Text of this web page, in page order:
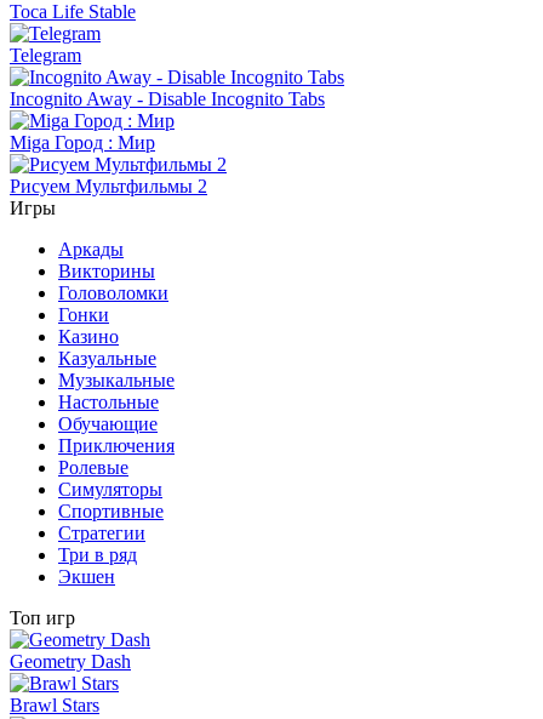
Toca Life Stable
Telegram
Incognito Away - Disable Incognito Tabs
Miga Город : Мир
Рисуем Мультфильмы 2
Игры
Аркады
Викторины
Головоломки
Гонки
Казино
Казуальные
Музыкальные
Настольные
Обучающие
Приключения
Ролевые
Симуляторы
Спортивные
Стратегии
Три в ряд
Экшен
Топ игр
Geometry Dash
Brawl Stars